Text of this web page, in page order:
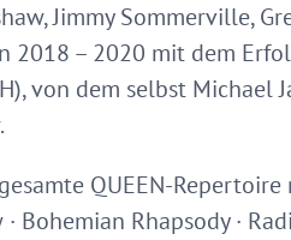
Jimmy Sommerville,
2018 – 2020 mit dem
von dem selbst Michael
QUEEN-
Rhapsody ·